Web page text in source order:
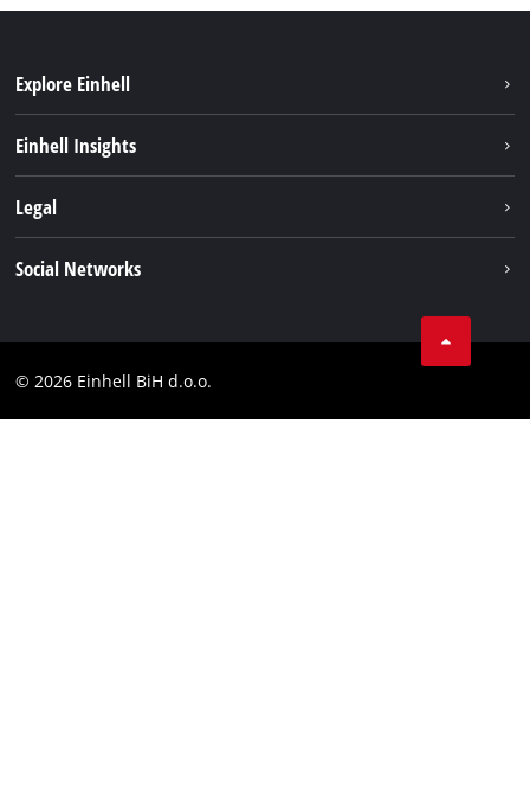
Explore Einhell
Usluge
Einhell Insights
Einhell globalno
Legal
Compliance
Social Networks
YouТube
© 2026 Einhell BiH d.o.o.